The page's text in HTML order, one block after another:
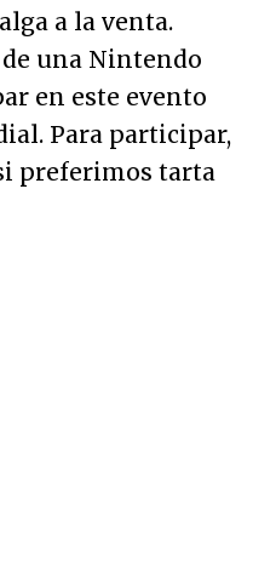
a la venta.
una Nintendo
en este evento
Para participar,
preferimos tarta